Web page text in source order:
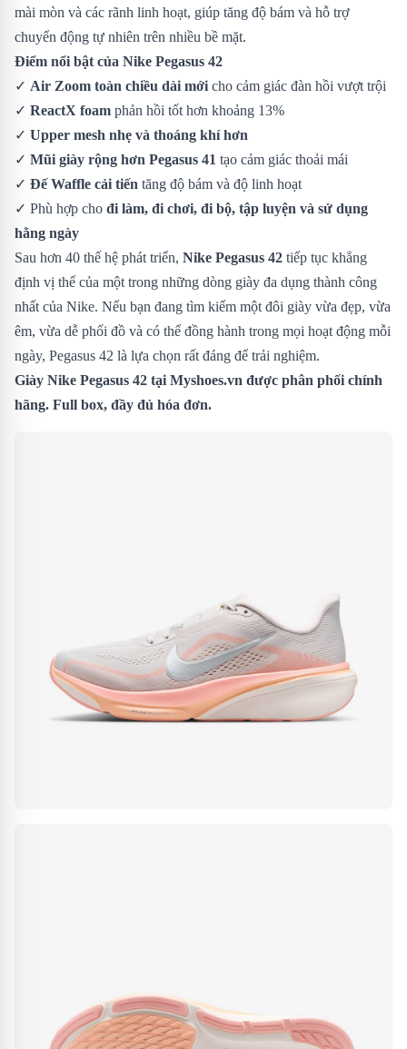
mài mòn và các rãnh linh hoạt, giúp tăng độ bám và hỗ trợ
chuyển động tự nhiên trên nhiều bề mặt.
Điểm nổi bật của Nike Pegasus 42
✓ Air Zoom toàn chiều dài mới cho cảm giác đàn hồi vượt trội
✓ ReactX foam phản hồi tốt hơn khoảng 13%
✓ Upper mesh nhẹ và thoáng khí hơn
✓ Mũi giày rộng hơn Pegasus 41 tạo cảm giác thoải mái
✓ Đế Waffle cải tiến tăng độ bám và độ linh hoạt
✓ Phù hợp cho đi làm, đi chơi, đi bộ, tập luyện và sử dụng
hằng ngày
Sau hơn 40 thế hệ phát triển, Nike Pegasus 42 tiếp tục khẳng
định vị thế của một trong những dòng giày đa dụng thành công
nhất của Nike. Nếu bạn đang tìm kiếm một đôi giày vừa đẹp, vừa
êm, vừa dễ phối đồ và có thể đồng hành trong mọi hoạt động mỗi
ngày, Pegasus 42 là lựa chọn rất đáng để trải nghiệm.
Giày Nike Pegasus 42 tại Myshoes.vn được phân phối chính
hãng. Full box, đầy đủ hóa đơn.